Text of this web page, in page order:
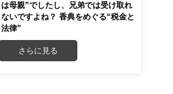
は母親”でしたし、兄弟では受け取れ
ないですよね？ 香典をめぐる“税金と
法律”
さらに見る